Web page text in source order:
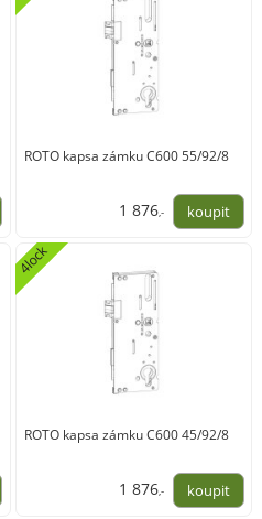
ROTO kapsa zámku C600 55/92/8
1 876,-
ROTO kapsa zámku C600 45/92/8
4lock
1 876,-